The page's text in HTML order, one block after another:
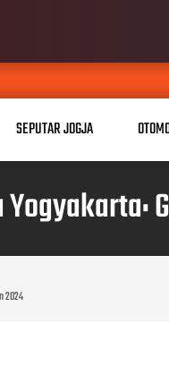
SEPUTAR JOGJA
2024